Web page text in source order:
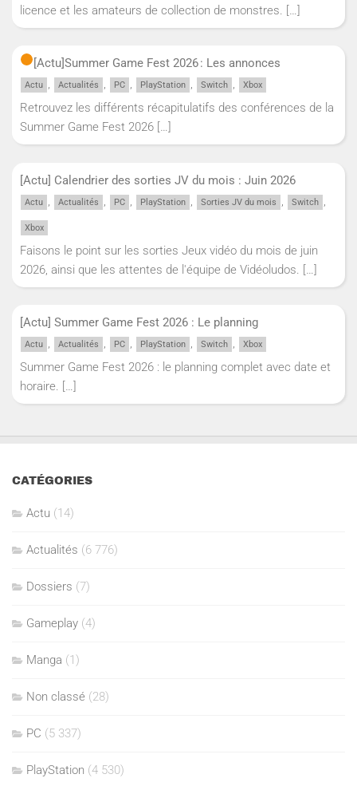
licence et les amateurs de collection de monstres. […]
[Actu]Summer Game Fest 2026 : Les annonces
Actu , Actualités , PC , PlayStation , Switch , Xbox
Retrouvez les différents récapitulatifs des conférences de la
Summer Game Fest 2026 […]
[Actu] Calendrier des sorties JV du mois : Juin 2026
Actu , Actualités , PC , PlayStation , Sorties JV du mois , Switch ,
Xbox
Faisons le point sur les sorties Jeux vidéo du mois de juin
2026, ainsi que les attentes de l'équipe de Vidéoludos. […]
[Actu] Summer Game Fest 2026 : Le planning
Actu , Actualités , PC , PlayStation , Switch , Xbox
Summer Game Fest 2026 : le planning complet avec date et
horaire. […]
CATÉGORIES
Actu (14)
Actualités (6 776)
Dossiers (7)
Gameplay (4)
Manga (1)
Non classé (28)
PC (5 337)
PlayStation (4 530)